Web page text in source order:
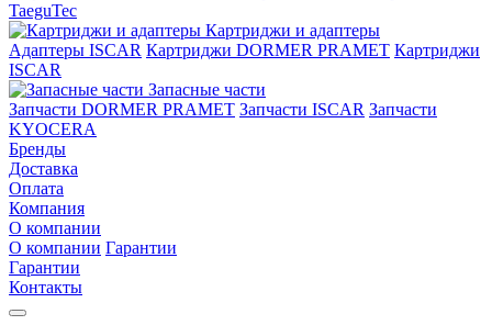
TaeguTec
Картриджи и адаптеры
Адаптеры ISCAR Картриджи DORMER PRAMET Картриджи
ISCAR
Запасные части
Запчасти DORMER PRAMET Запчасти ISCAR Запчасти
KYOCERA
Бренды
Доставка
Оплата
Компания
О компании
О компании Гарантии
Гарантии
Контакты